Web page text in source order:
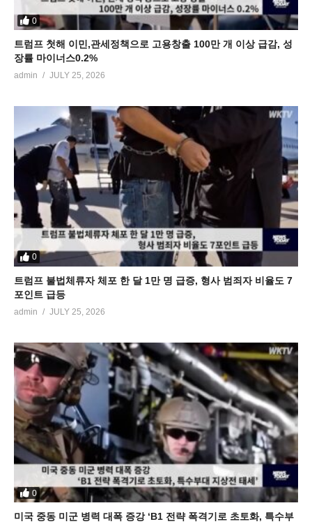
0
트럼프 첫해 이민,관세정책으로 고용창출 100만 개 이상 급감, 성
장률 마이너스0.2%
admin JULY 25, 2026
0
트럼프 불법체류자 체포 한 달 1만 명 급증, 형사 범죄자 비율도 7
포인트 급등
admin JULY 25, 2026
0
미국 중동 미군 병력 대폭 증강 ‘B1 전략 폭격기로 초토화, 특수부